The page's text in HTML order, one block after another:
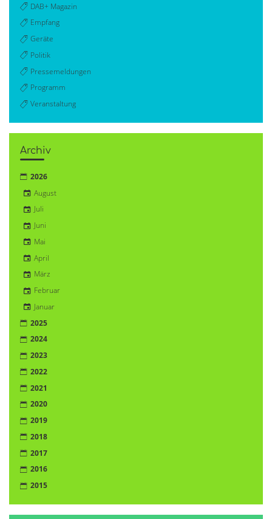
DAB+ Magazin
Empfang
Geräte
Politik
Pressemeldungen
Programm
Veranstaltung
Archiv
2026
August
Juli
Juni
Mai
April
März
Februar
Januar
2025
2024
2023
2022
2021
2020
2019
2018
2017
2016
2015